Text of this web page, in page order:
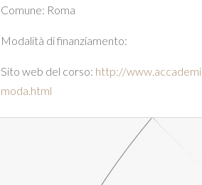
Comune: Roma
Modalità di finanziamento:
Sito web del corso: http://
moda.html